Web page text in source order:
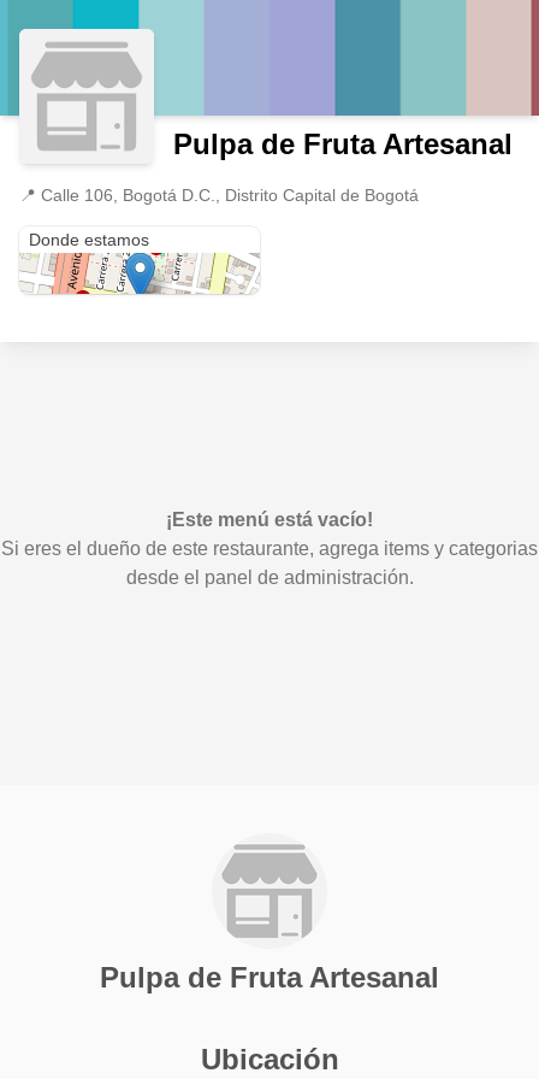
Pulpa de Fruta Artesanal
📍 Calle 106, Bogotá D.C., Distrito Capital de Bogotá
Donde estamos
¡Este menú está vacío!
Si eres el dueño de este restaurante, agrega items y categorias
desde el panel de administración.
Pulpa de Fruta Artesanal
Ubicación